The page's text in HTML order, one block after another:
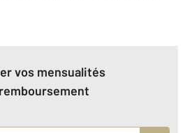
vos mensualités